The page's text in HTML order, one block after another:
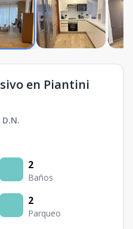
en Piantini
2
Baños
2
Parqueo